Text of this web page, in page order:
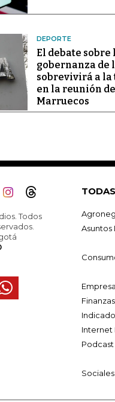
DEPORTE
El debate sobre
gobernanza de
sobrevivirá a la
en la reunión de
Marruecos
Todos
Asuntos
Finanzas
Internet
Podcast
Sociales